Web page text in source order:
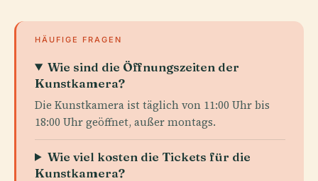
HÄUFIGE FRAGEN
Wie sind die Öffnungszeiten der
Kunstkamera?
Die Kunstkamera ist täglich von 11:00 Uhr bis
18:00 Uhr geöffnet, außer montags.
Wie viel kosten die Tickets für die
Kunstkamera?